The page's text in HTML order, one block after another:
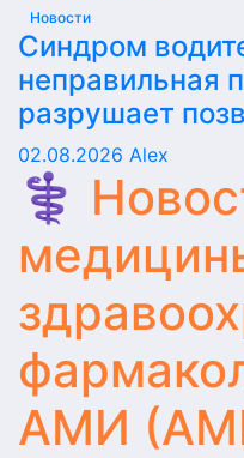
Новости
Синдром
неправильная
разрушает
02.08.2026 Alex
⚕️
АМИ